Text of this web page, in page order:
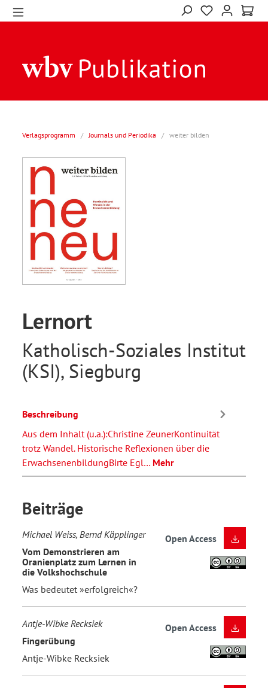
Verlagsprogramm / Journals und Periodika / weiter bilden
Lernort
Katholisch-Soziales Institut
(KSI), Siegburg
Beschreibung
Aus dem Inhalt (u.a.):Christine ZeunerKontinuität
trotz Wandel. Historische Reflexionen über die
ErwachsenenbildungBirte Egl… Mehr
Beiträge
Michael Weiss, Bernd Käpplinger
Vom Demonstrieren am
Oranienplatz zum Lernen in
die Volkshochschule
Was bedeutet »erfolgreich«?
Open Access
Antje-Wibke Recksiek
Fingerübung
Antje-Wibke Recksiek
Open Access